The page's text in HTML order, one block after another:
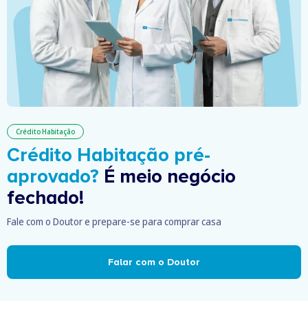
Crédito Habitação
Crédito Habitação pré-
aprovado? É meio negócio
fechado!
Fale com o Doutor e prepare-se para comprar casa
Falar com o Doutor